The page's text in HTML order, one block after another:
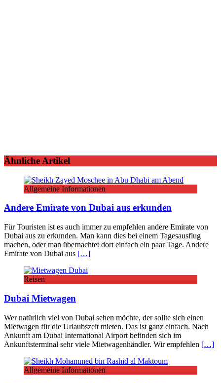
Ähnliche Artikel
Allgemeine Informationen
Andere Emirate von Dubai aus erkunden
Für Touristen ist es auch immer zu empfehlen andere Emirate von
Dubai aus zu erkunden. Man kann dies bei einem Tagesausflug
machen, oder man übernachtet dort einfach ein paar Tage. Andere
Emirate von Dubai aus […]
Reisen
Dubai Mietwagen
Wer natürlich viel von Dubai sehen möchte, der sollte sich einen
Mietwagen für die Urlaubszeit mieten. Das ist ganz einfach. Nach
Ankunft am Dubai International Airport befinden sich im
Ankunftsterminal sehr viele Mietwagenhändler. Wir empfehlen […]
Allgemeine Informationen